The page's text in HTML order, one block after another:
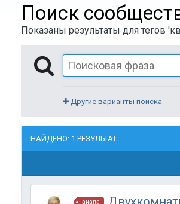
Поиск
Показаны результаты для тегов
Другие варианты поиска
НАЙДЕНО: 1 РЕЗУЛЬТАТ
анапа